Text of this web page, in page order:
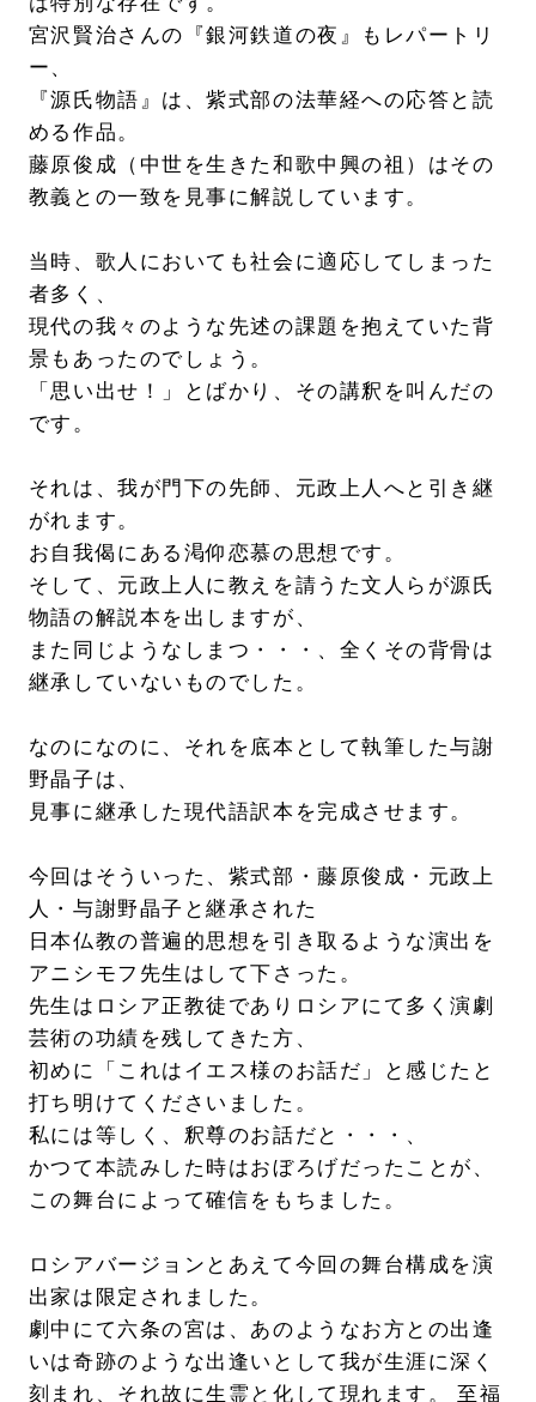
宮沢賢治さんの『銀河鉄道の夜』もレパートリ
ー、
『源氏物語』は、紫式部の法華経への応答と読
める作品。
藤原俊成（中世を生きた和歌中興の祖）はその
教義との一致を見事に解説しています。
当時、歌人においても社会に適応してしまった
者多く、
現代の我々のような先述の課題を抱えていた背
景もあったのでしょう。
「思い出せ！」とばかり、その講釈を叫んだの
です。
それは、我が門下の先師、元政上人へと引き継
がれます。
お自我偈にある渇仰恋慕の思想です。
そして、元政上人に教えを請うた文人らが源氏
物語の解説本を出しますが、
また同じようなしまつ・・・、全くその背骨は
継承していないものでした。
なのになのに、それを底本として執筆した与謝
野晶子は、
見事に継承した現代語訳本を完成させます。
今回はそういった、紫式部・藤原俊成・元政上
人・与謝野晶子と継承された
日本仏教の普遍的思想を引き取るような演出を
アニシモフ先生はして下さった。
先生はロシア正教徒でありロシアにて多く演劇
芸術の功績を残してきた方、
初めに「これはイエス様のお話だ」と感じたと
打ち明けてくださいました。
私には等しく、釈尊のお話だと・・・、
かつて本読みした時はおぼろげだったことが、
この舞台によって確信をもちました。
ロシアバージョンとあえて今回の舞台構成を演
出家は限定されました。
劇中にて六条の宮は、あのようなお方との出逢
いは奇跡のような出逢いとして我が生涯に深く
刻まれ、それ故に生霊と化して現れます。 至福